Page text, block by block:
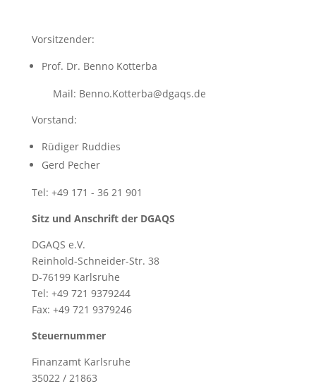
Vorsitzender:
Prof. Dr. Benno Kotterba
Mail: Benno.Kotterba@dgaqs.de
Vorstand:
Rüdiger Ruddies
Gerd Pecher
Tel: +49 171 - 36 21 901
Sitz und Anschrift der DGAQS
DGAQS e.V.
Reinhold-Schneider-Str. 38
D-76199 Karlsruhe
Tel: +49 721 9379244
Fax: +49 721 9379246
Steuernummer
Finanzamt Karlsruhe
35022 / 21863